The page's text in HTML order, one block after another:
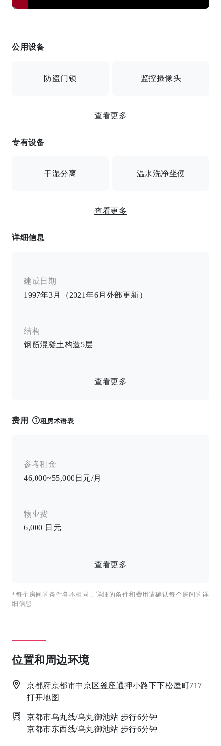
公用设备
防盗门锁 监控摄像头
BS/可连接互联网/自动锁/安全摄像头/电梯/自行车停放
查看更多
专有设备
干湿分离 温水洗净坐便
IH 电磁炉 / 单头炉 / 加热马桶 / 独立卫浴 / 空调 / 房卡 /
查看更多
详细信息
建成日期
1997年3月（2021年6月外部更新）
结构
钢筋混凝土构造5层
查看更多
费用 租房术语表
参考租金
46,000~55,000日元/月
物业费
6,000 日元
查看更多
*每个房间的条件各不相同，详细的条件和费用请确认每个房间的详
细信息
位置和周边环境
京都府京都市中京区釜座通押小路下下松屋町717
打开地图
京都市乌丸线/乌丸御池站 步行6分钟
京都市东西线/乌丸御池站 步行6分钟